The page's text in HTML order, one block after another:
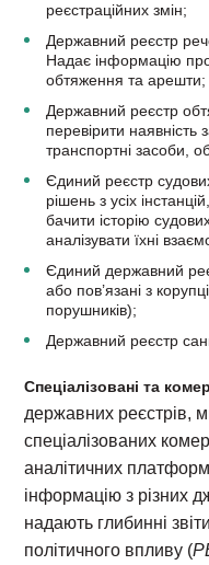
реєстраційних змін;
Державний реєстр
Надає інформацію про
обтяження та арешти;
Державний реєстр
перевірити наявність
транспортні засоби,
Єдиний реєстр
рішень з усіх
бачити історію
аналізувати їхні
Єдиний державний
або пов’язані з
порушників);
Державний реєстр
Спеціалізовані та
державних реєстрів,
спеціалізованих
аналітичних
інформацію з різних
надають глибинні
політичного впливу (